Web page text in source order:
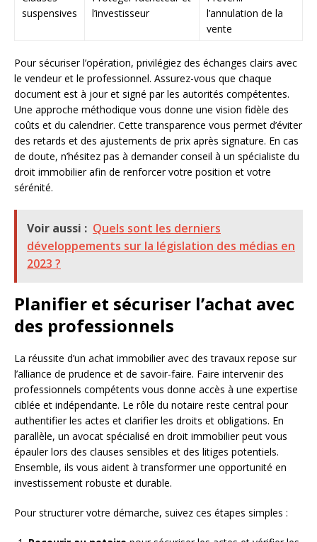
suspensives
l’investisseur
l’annulation de la
vente
Pour sécuriser l’opération, privilégiez des échanges clairs avec
le vendeur et le professionnel. Assurez-vous que chaque
document est à jour et signé par les autorités compétentes.
Une approche méthodique vous donne une vision fidèle des
coûts et du calendrier. Cette transparence vous permet d’éviter
des retards et des ajustements de prix après signature. En cas
de doute, n’hésitez pas à demander conseil à un spécialiste du
droit immobilier afin de renforcer votre position et votre
sérénité.
Voir aussi : Quels sont les derniers
développements sur la législation des médias en
2023 ?
Planifier et sécuriser l’achat avec
des professionnels
La réussite d’un achat immobilier avec des travaux repose sur
l’alliance de prudence et de savoir-faire. Faire intervenir des
professionnels compétents vous donne accès à une expertise
ciblée et indépendante. Le rôle du notaire reste central pour
authentifier les actes et clarifier les droits et obligations. En
parallèle, un avocat spécialisé en droit immobilier peut vous
épauler lors des clauses sensibles et des litiges potentiels.
Ensemble, ils vous aident à transformer une opportunité en
investissement robuste et durable.
Pour structurer votre démarche, suivez ces étapes simples :